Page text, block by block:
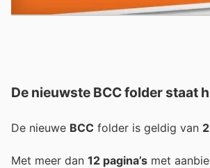
De nieuwste BCC folder staat
De nieuwe BCC folder is geldig van
Met meer dan 12 pagina’s met